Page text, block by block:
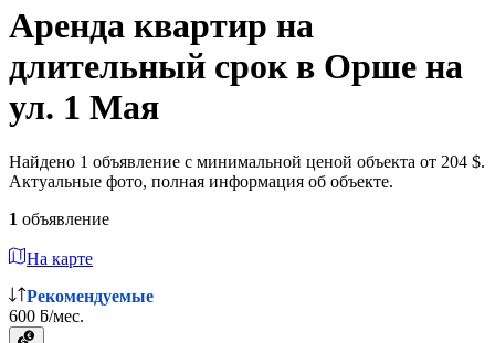
Аренда квартир на
длительный срок в Орше на
ул. 1 Мая
Найдено 1 объявление с минимальной ценой объекта от 204 $.
Актуальные фото, полная информация об объекте.
1 объявление
На карте
Рекомендуемые
600 ƃ/мес.